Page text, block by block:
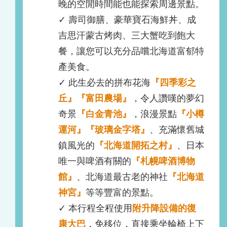
晚的空閒時間能也能探索周邊景點。
✓ 壽司御膳、豪華寶石海鮮丼、成
吉思汗蒙古烤肉、三大蟹吃到飽大
餐，讓您可以充分品嚐北海道富郁特
產美食。
✓ 此生必去的拼布花海 『四季彩之
丘』『富田農場』
，令人讚嘆的夢幻
奇景 『白金青池』 ，浪漫景點 『小樽
運河』『玻璃金字塔』 、充滿懷舊城
鎮風光的 『北海道開拓之村』 、日本
唯一與啤酒有關的 『札幌啤酒博物
館』 、北海道最古老的神社 『北海道
神宮』 等等豐富的景點。
✓ 本行程全程使用 附升降設備的復
康大巴 ，免移位，直接乘坐輪椅上下